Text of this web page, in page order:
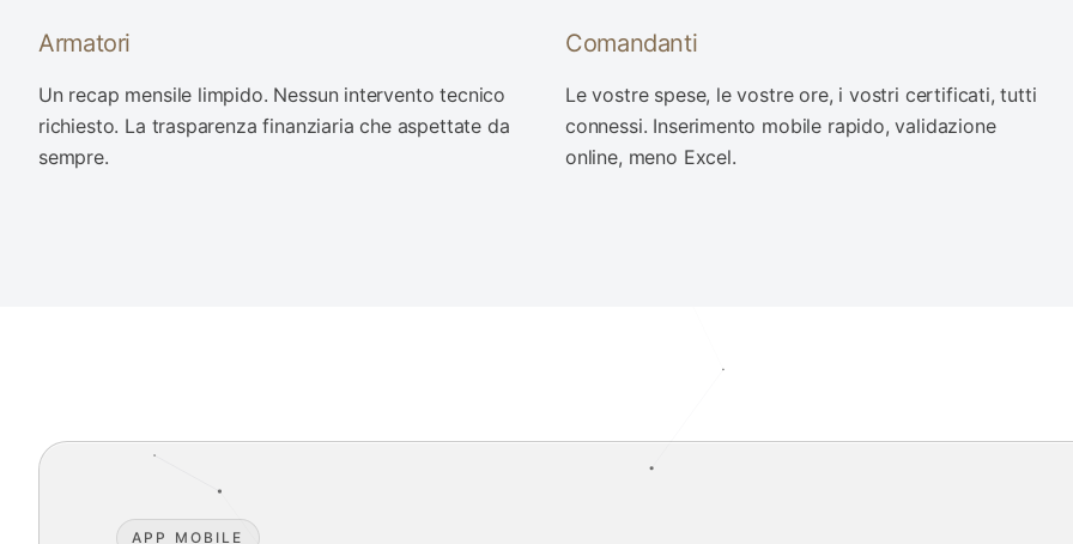
Armatori
Un recap mensile limpido. Nessun intervento tecnico
richiesto. La trasparenza finanziaria che aspettate da
sempre.
Comandanti
Le vostre spese, le vostre ore, i vostri certificati, tutti
connessi. Inserimento mobile rapido, validazione
online, meno Excel.
APP MOBILE